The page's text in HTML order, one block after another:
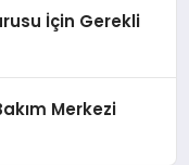
İçin Gerekli
Merkezi